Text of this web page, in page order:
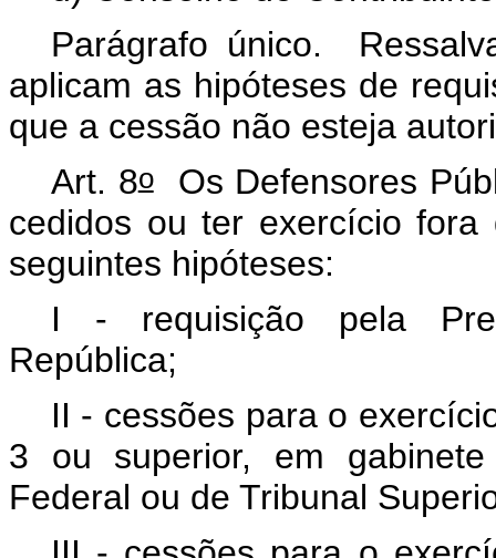
Parágrafo único.
aplicam as hipóteses de
que a cessão não esteja
Art. 8oOs Defensores
cedidos ou ter exercício
seguintes hipóteses:
I - requisição pela
República;
II - cessões para o
3 ou superior, em
Federal ou de Tribunal